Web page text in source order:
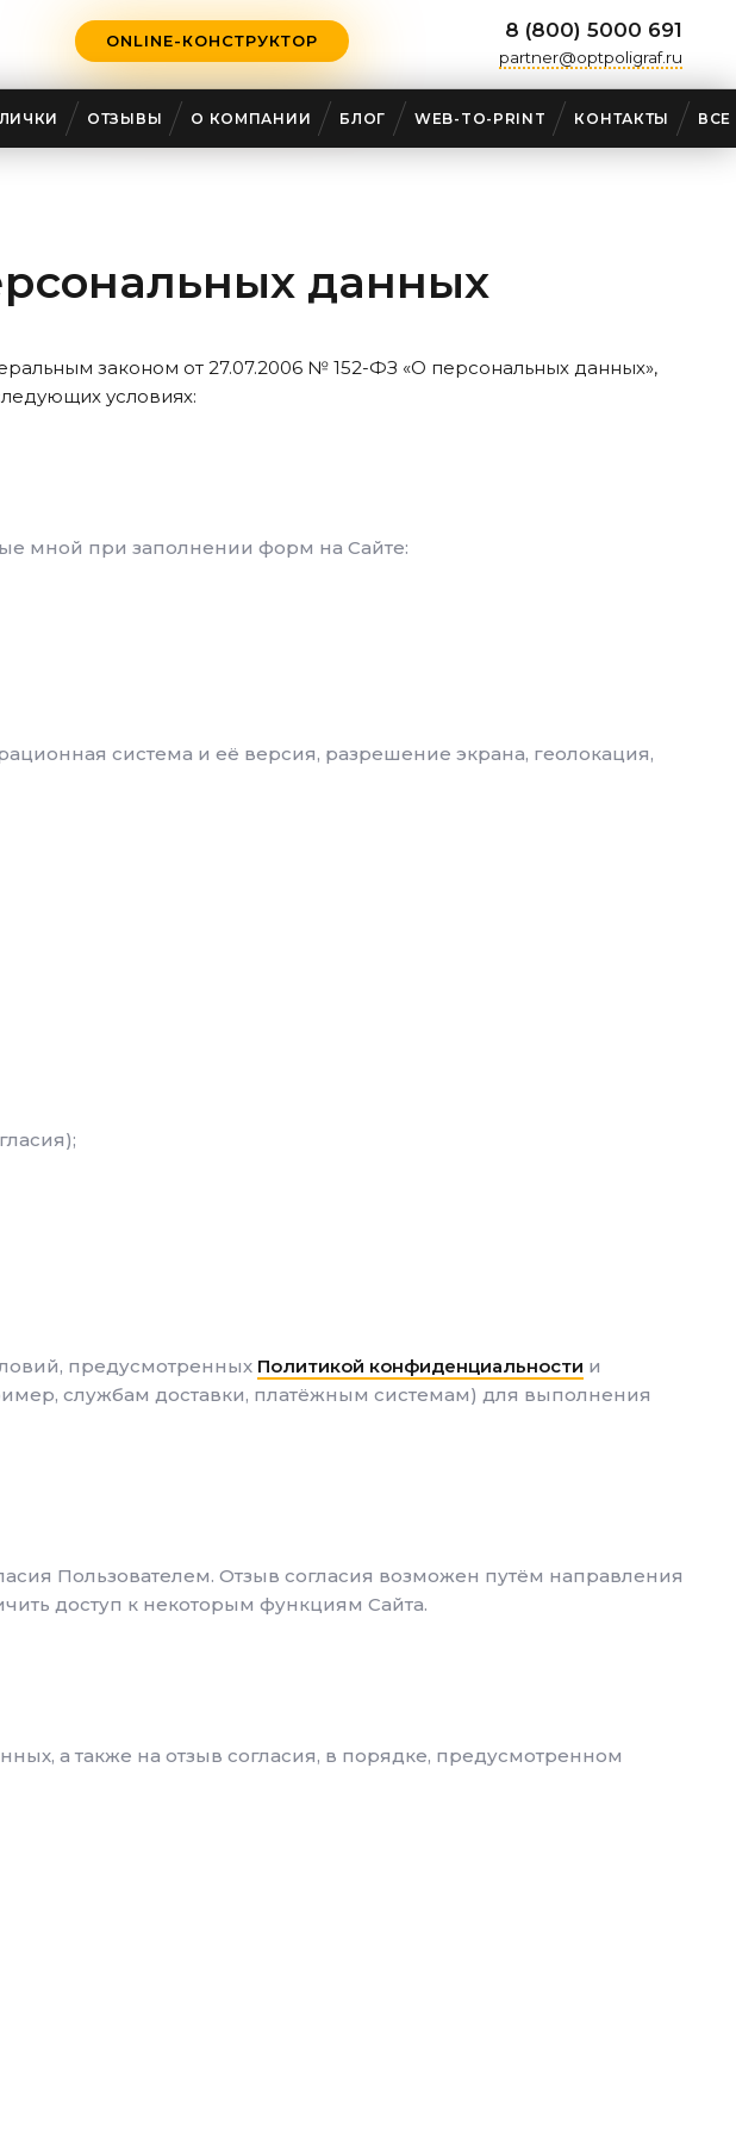
ONLINE-КОНСТРУКТОР 8 (800) 5000 691
partner@optpoligraf.ru
ОТЗЫВЫ О КОМПАНИИ БЛОГ WEB-TO-PRINT КОНТАКТЫ ВСЕ
данных
законом от 27.07.2006 № 152-ФЗ «О персональных данных»,
условиях:
мной при заполнении форм на Сайте:
система и её версия, разрешение экрана, геолокация,
предусмотренных Политикой конфиденциальности и
службам доставки, платёжным системам) для выполнения
Пользователем. Отзыв согласия возможен путём направления
доступ к некоторым функциям Сайта.
а также на отзыв согласия, в порядке, предусмотренном